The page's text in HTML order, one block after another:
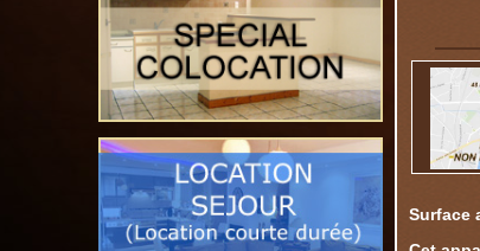
Surface